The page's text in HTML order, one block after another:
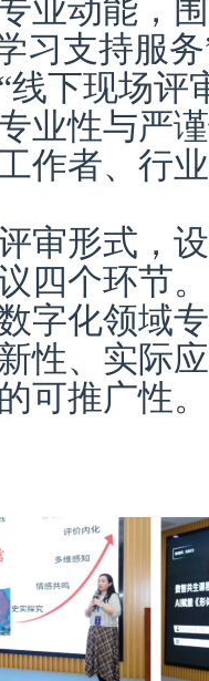
业动能 ，
习支持服
线下现场评
业性与严
作者、行
审形式，
四个环节。
字化领域
性、实际
可推广性。